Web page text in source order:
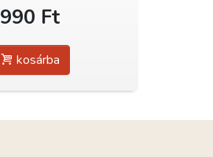
990 Ft
kosárba